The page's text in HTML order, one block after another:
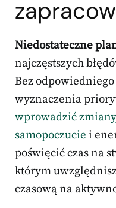
Niedostateczne
najczęstszych
Bez
wyznaczenia
wprowadzić
samopoczucie i
poświęcić czas na
którym
czasową na